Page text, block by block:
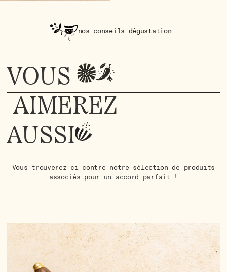
nos conseils dégustation
VOUS
AIMEREZ
AUSSI
Vous trouverez ci-contre notre sélection de produits
associés pour un accord parfait !